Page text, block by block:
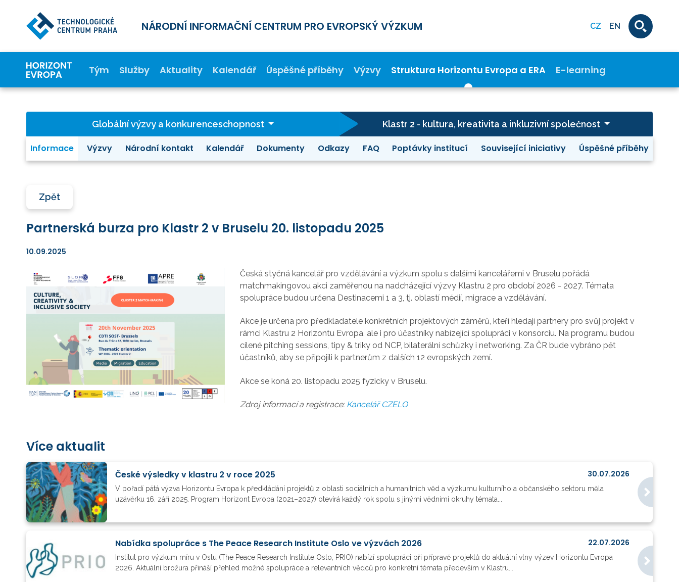
NÁRODNÍ INFORMAČNÍ CENTRUM PRO EVROPSKÝ VÝZKUM CZ EN
Tým Služby Aktuality Kalendář Úspěšné příběhy Výzvy Struktura Horizontu Evropa a ERA E-learning
Globální výzvy a konkurenceschopnost Klastr 2 - kultura, kreativita a inkluzivní společnost
Informace Výzvy Národní kontakt Kalendář Dokumenty Odkazy FAQ Poptávky institucí Související iniciativy Úspěšné příběhy
Zpět
Partnerská burza pro Klastr 2 v Bruselu 20. listopadu 2025
10.09.2025
Česká styčná kancelář pro vzdělávání a výzkum spolu s dalšími kancelářemi v Bruselu pořádá
matchmakingovou akci zaměřenouna nadcházející výzvy Klastru 2 pro období 2026 - 2027. Témata
spolupráce budou určena Destinacemi 1 a 3, tj. oblastí médií, migrace a vzdělávání.
Akce je určena pro předkladatele konkrétních projektových záměrů, kteří hledajípartnery pro svůj projekt v
rámci Klastru 2 Horizontu Evropa, ale i pro účastníky nabízející spolupráci v konsorciu. Na programu budou
cílené pitching sessions, tipy & triky od NCP, bilaterální schůzky i networking. Za ČR bude vybráno pět
účastníků, aby se připojili k partnerům z dalších 12 evropských zemí.
Akce se koná 20. listopadu 2025 fyzicky v Bruselu.
Zdroj informací a registrace: Kancelář CZELO
Více aktualit
České výsledky v klastru 2 v roce 2025 30.07.2026
V pořadí pátá výzva Horizontu Evropa k předkládání projektů z oblasti sociálních a humanitních věd a výzkumu kulturního a občanského sektoru měla
uzávěrku 16. září 2025. Program Horizont Evropa (2021–2027) otevírá každý rok spolu s jinými vědními okruhy témata...
Nabídka spolupráce s The Peace Research Institute Oslo ve výzvách 2026 22.07.2026
Institut pro výzkum míru v Oslu (The Peace Research Institute Oslo, PRIO) nabízí spolupráci při přípravě projektů do aktuální vlny výzev Horizontu Evropa
2026. Aktuální brožura přináší přehled možné spolupráce a relevantních vědců pro konkrétní témata především v Klastru...